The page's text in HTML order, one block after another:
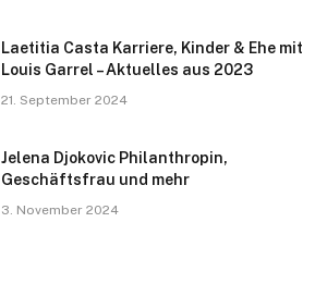
Laetitia Casta Karriere, Kinder & Ehe mit
Louis Garrel – Aktuelles aus 2023
21. September 2024
Jelena Djokovic Philanthropin,
Geschäftsfrau und mehr
3. November 2024